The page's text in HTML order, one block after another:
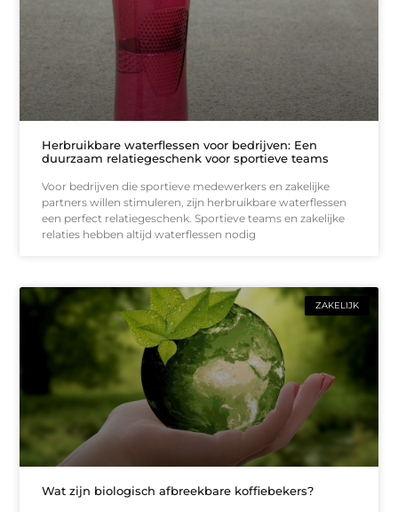
Herbruikbare waterflessen voor bedrijven: Een
duurzaam relatiegeschenk voor sportieve teams
Voor bedrijven die sportieve medewerkers en zakelijke
partners willen stimuleren, zijn herbruikbare waterflessen
een perfect relatiegeschenk. Sportieve teams en zakelijke
relaties hebben altijd waterflessen nodig
ZAKELIJK
Wat zijn biologisch afbreekbare koffiebekers?